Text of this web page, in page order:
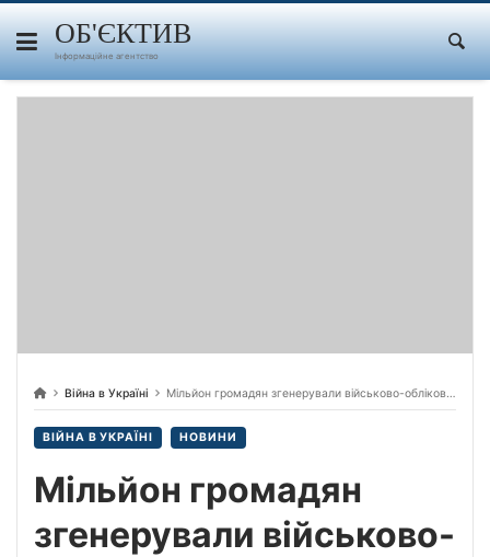
Skip
content ОБ'ЄКТИВ
Інформаційне агентство
Війна в Україні Мільйон громадян згенерували військово-облікові документи онлайн через Резерв+ — Міноборони.
ВІЙНА В УКРАЇНІ НОВИНИ
Мільйон громадян
згенерували військово-